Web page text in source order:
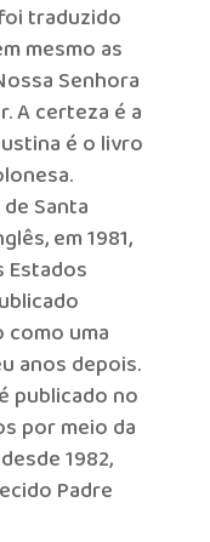
traduzido
mesmo as
Senhora
A certeza é a
é o livro
Santa
em 1981,
Estados
uma
anos depois.
publicado no
por meio da
1982,
Padre